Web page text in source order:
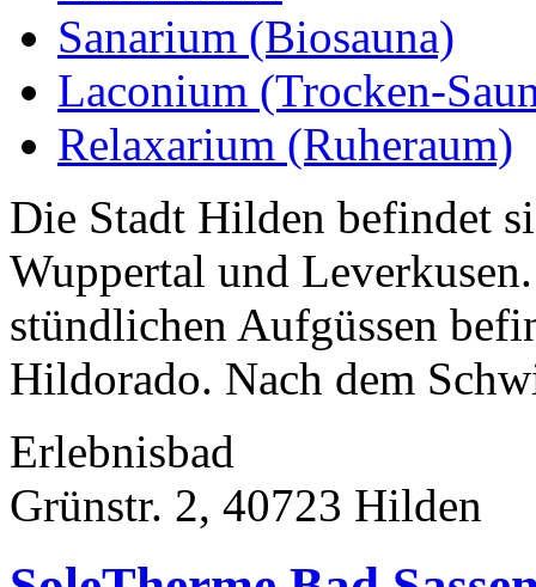
Sanarium (Biosauna)
Laconium (Trocken-
Relaxarium (Ruheraum)
Die Stadt Hilden befindet
Wuppertal und
stündlichen Aufgüssen
Hildorado. Nach dem
Erlebnisbad
Grünstr. 2, 40723 Hilden